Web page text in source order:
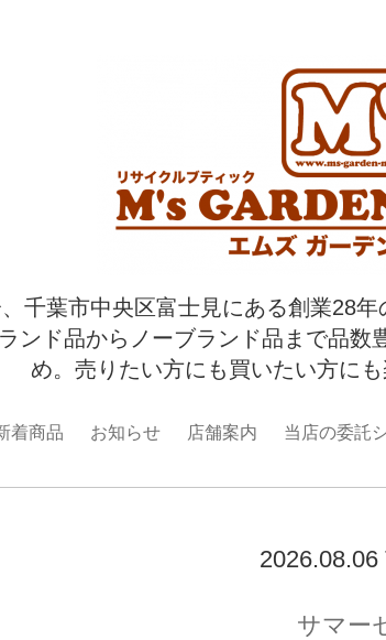
千葉市中央区富士見にある創業28
ンド品からノーブランド品まで品
め。売りたい方にも買いたい方に
着商品 お知らせ 店舗案内 当店の委託
2026.08.06
サマー